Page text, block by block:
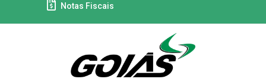
Notas Fiscais